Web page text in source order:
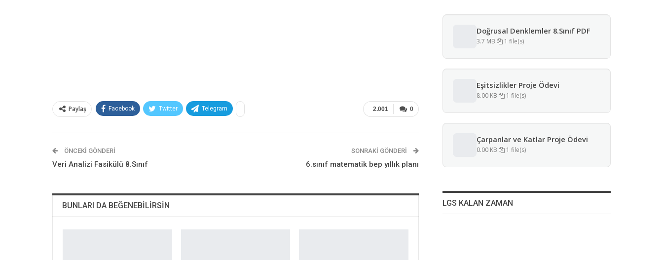
0
2.001
Paylaş Facebook Twitter Telegram
ÖNCEKI GÖNDERI
Veri Analizi Fasikülü 8.Sınıf
SONRAKI GÖNDERI
6.sınıf matematik bep yıllık planı
BUNLARI DA BEĞENEBILIRSIN
Doğrusal Denklemler 8.Sınıf PDF
3.7 MB 1 file(s)
Eşitsizlikler Proje Ödevi
8.00 KB 1 file(s)
Çarpanlar ve Katlar Proje Ödevi
0.00 KB 1 file(s)
LGS KALAN ZAMAN